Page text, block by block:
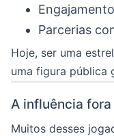
Parcerias
Hoje, ser uma
uma figura pública
A influência
Muitos desses